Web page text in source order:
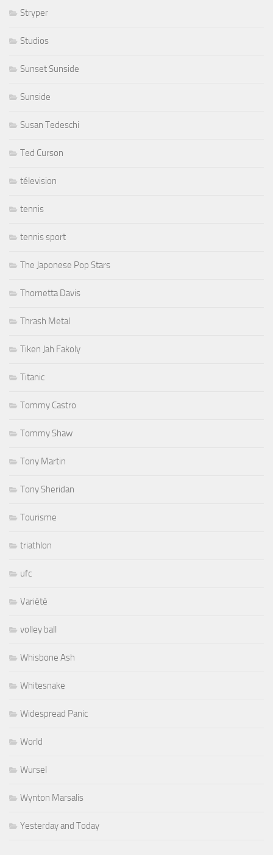
Stryper
Studios
Sunset Sunside
Sunside
Susan Tedeschi
Ted Curson
télevision
tennis
tennis sport
The Japonese Pop Stars
Thornetta Davis
Thrash Metal
Tiken Jah Fakoly
Titanic
Tommy Castro
Tommy Shaw
Tony Martin
Tony Sheridan
Tourisme
triathlon
ufc
Variété
volley ball
Whisbone Ash
Whitesnake
Widespread Panic
World
Wursel
Wynton Marsalis
Yesterday and Today